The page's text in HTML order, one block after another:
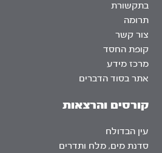
בתקשורת
תרומה
צור קשר
קופת החסד
מרכז מידע
אתר בסוד הדברים
קורסים והרצאות
עין הבדולח
סדנת מים, מלח ותדרים